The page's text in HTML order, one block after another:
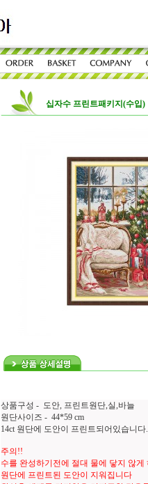
십자수 프린트패키지(수입)
상품구성 - 도안, 프린트원단,실,바늘
원단사이즈 - 44*59 cm
14ct 원단에 도안이 프린트되어있습니
주의!!
수를 완성하기전에 절대 물에 닿지 않게
원단에 프린트된 도안이 지워집니다